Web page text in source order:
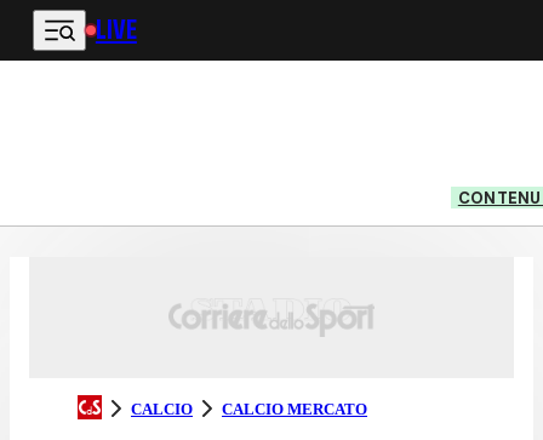
Vai al contenuto principale
LIVE
CALCIO CALCIO MERCATO